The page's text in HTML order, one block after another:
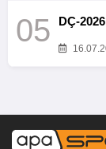
05 DÇ-